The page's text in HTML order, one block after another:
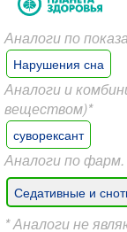
Аналоги по
Нарушения сна
Аналоги и
веществом)*
суворексант
Аналоги по фарм.
Седативные и
* Аналоги не